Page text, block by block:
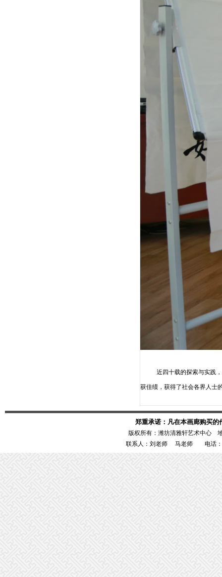
近四十载的探索与实践，取
获佳绩，获得了社会各界人士
郑重承诺：凡在本画廊购买
版权所有：潍坊清雅轩艺术中心
联系人：刘老师 马老师 电话